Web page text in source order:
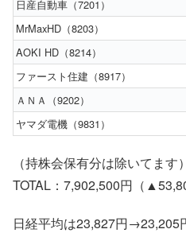
日産自動車（7201）
MrMaxHD（8203）
AOKI HD（8214）
ファースト住建（8917）
ＡＮＡ（9202）
ヤマダ電機（9831）
（持株会保有分は除いてます）
TOTAL：7,902,500円（
日経平均は23,827円→23,205